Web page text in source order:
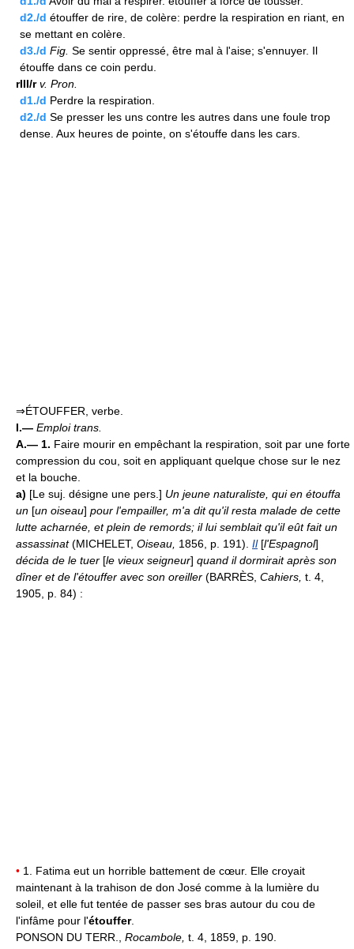
d2./d étouffer de rire, de colère: perdre la respiration en riant, en
se mettant en colère.
d3./d Fig. Se sentir oppressé, être mal à l'aise; s'ennuyer. Il
étouffe dans ce coin perdu.
rIII/r v. Pron.
d1./d Perdre la respiration.
d2./d Se presser les uns contre les autres dans une foule trop
dense. Aux heures de pointe, on s'étouffe dans les cars.
⇒ÉTOUFFER, verbe.
I.— Emploi trans.
A.— 1. Faire mourir en empêchant la respiration, soit par une forte
compression du cou, soit en appliquant quelque chose sur le nez
et la bouche.
a) [Le suj. désigne une pers.] Un jeune naturaliste, qui en étouffa
un [un oiseau] pour l'empailler, m'a dit qu'il resta malade de cette
lutte acharnée, et plein de remords; il lui semblait qu'il eût fait un
assassinat(MICHELET, Oiseau, 1856, p. 191). Il[l'Espagnol]
décida de le tuer [le vieux seigneur] quand il dormirait après son
dîner et de l'étouffer avec son oreiller (BARRÈS, Cahiers, t. 4,
1905, p. 84) :
• 1. Fatima eut un horrible battement de cœur. Elle croyait
maintenant à la trahison de don José comme à la lumière du
soleil, et elle fut tentée de passer ses bras autour du cou de
l'infâme pour l'étouffer.
PONSON DU TERR., Rocambole, t. 4, 1859, p. 190.